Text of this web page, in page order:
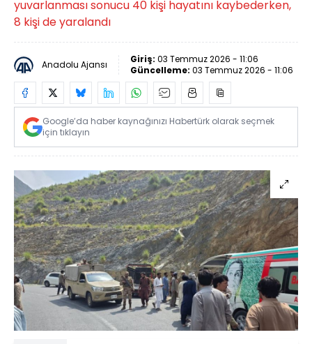
yuvarlanması sonucu 40 kişi hayatını kaybederken,
8 kişi de yaralandı
Anadolu Ajansı Giriş: 03 Temmuz 2026 - 11:06
Güncelleme: 03 Temmuz 2026 - 11:06
Google’da haber kaynağınızı Habertürk olarak seçmek
için tıklayın